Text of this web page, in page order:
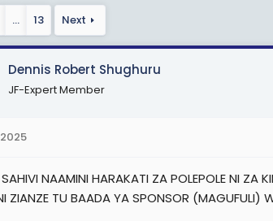
r
a
d
s
e
r
t
… 13 Next
Dennis Robert Shughuru
JF-Expert Member
NAAMINI HARAKATI ZA POLEPOLE NI
ZIANZE TU BAADA YA SPONSOR (MAGUFULI)